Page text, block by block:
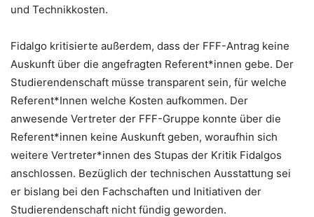
und Technikkosten.
Fidalgo kritisierte außerdem, dass der FFF-Antrag keine
Auskunft über die angefragten Referent*innen gebe. Der
Studierendenschaft müsse transparent sein, für welche
Referent*Innen welche Kosten aufkommen. Der
anwesende Vertreter der FFF-Gruppe konnte über die
Referent*innen keine Auskunft geben, woraufhin sich
weitere Vertreter*innen des Stupas der Kritik Fidalgos
anschlossen. Bezüglich der technischen Ausstattung sei
er bislang bei den Fachschaften und Initiativen der
Studierendenschaft nicht fündig geworden.